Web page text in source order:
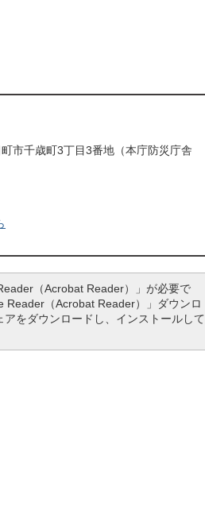
市千歳町3丁目3番地（本庁防災庁舎
（Acrobat Reader）」が必要で
Reader（Acrobat Reader）」ダウンロ
をダウンロードし、インストールして